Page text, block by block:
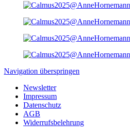
Navigation überspringen
Newsletter
Impressum
Datenschutz
AGB
Widerrufsbelehrung